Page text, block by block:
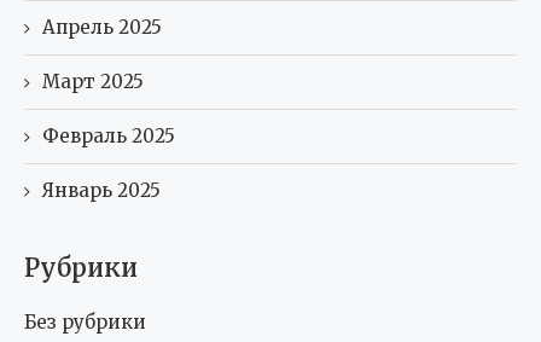
Апрель 2025
Март 2025
Февраль 2025
Январь 2025
Рубрики
Без рубрики